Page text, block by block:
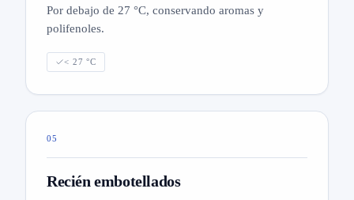
Por debajo de 27 °C, conservando aromas y
polifenoles.
< 27 °C
05
Recién embotellados